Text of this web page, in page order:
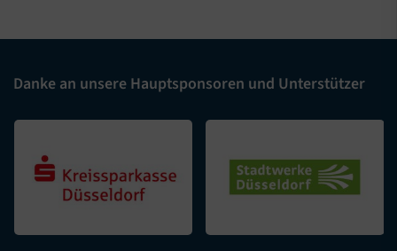
Danke an unsere Hauptsponsoren und Unterstützer